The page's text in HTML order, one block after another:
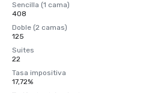
Sencilla (1 cama)
408
Doble (2 camas)
125
Suites
22
Tasa impositiva
17,72%